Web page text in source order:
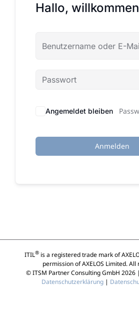
Hallo,
Angemeldet bleiben
Anmelden
ITIL®is a registered trade mark of
permission of AXELOS Limited.
© ITSM Partner Consulting GmbH 2026 |
Datenschutzerklärung |